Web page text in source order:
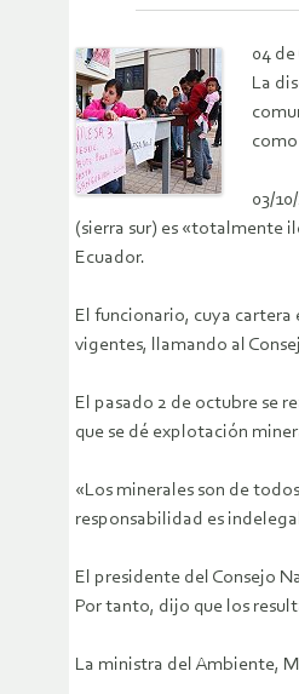
04
La
03/
(sierra sur) es «totalmente
Ecuador.
El funcionario, cuya cartera
vigentes, llamando al
El pasado 2 de octubre se
que se dé explotación
«Los minerales son de
responsabilidad es
El presidente del Consejo
Por tanto, dijo que los
La ministra del Ambiente,